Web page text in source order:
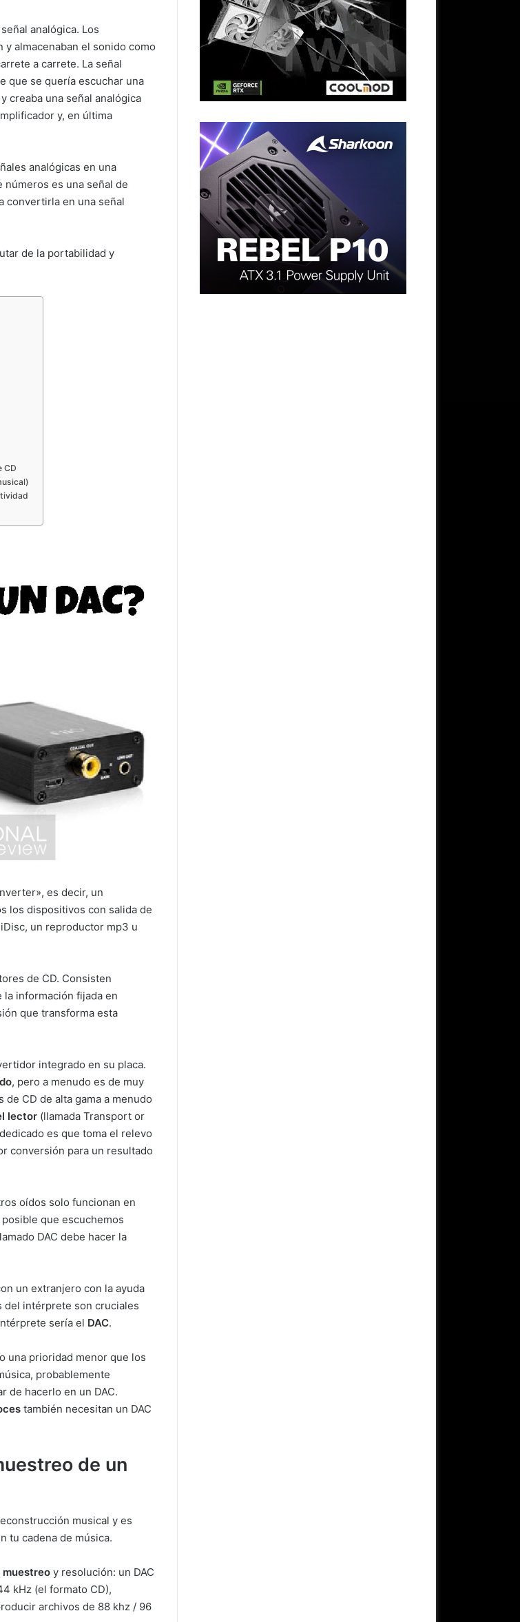
analógica. Los
almacenaban el sonido como
a carrete. La señal
que se quería escuchar una
creaba una señal analógica
y, en última
analógicas en una
es una señal de
convertirla en una señal
de la portabilidad y
CD
es decir, un
los dispositivos con salida de
un reproductor mp3 u
de CD. Consisten
información fijada en
que transforma esta
integrado en su placa.
, pero a menudo es de muy
CD de alta gama a menudo
lector (llamada Transport or
es que toma el relevo
conversión para un resultado
oídos solo funcionan en
que escuchemos
DAC debe hacer la
un extranjero con la ayuda
del intérprete son cruciales
sería el DAC.
una prioridad menor que los
probablemente
de hacerlo en un DAC.
también necesitan un DAC
de un
musical y es
tu cadena de música.
y resolución: un DAC
kHz (el formato CD),
archivos de 88 khz / 96